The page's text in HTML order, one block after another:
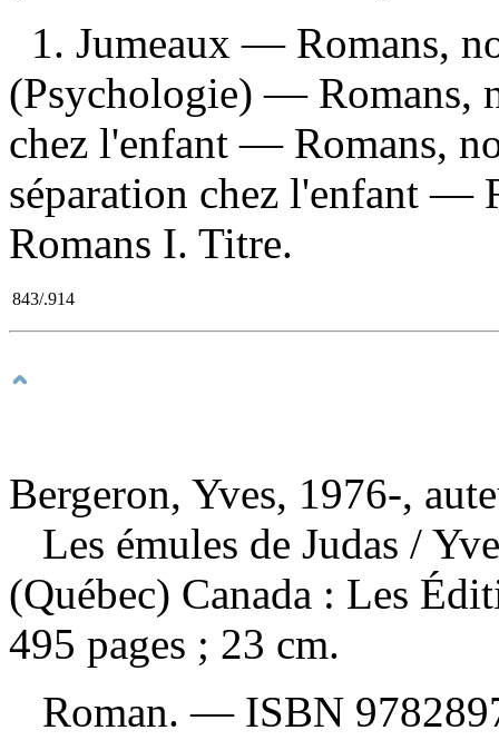
1. Jumeaux — Romans,
(Psychologie) — Romans,
chez l'enfant — Romans,
séparation chez l'enfant —
Romans I. Titre.
843/.914
Bergeron, Yves, 1976-,
Les émules de Judas /
(Québec) Canada : Les
495 pages ; 23 cm.
Roman. — ISBN